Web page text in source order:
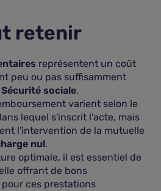
retenir
représentent un coût
peu ou pas suffisamment
Sécurité sociale.
varient selon le
lequel s'inscrit l'acte, mais
l'intervention de la mutuelle
nul.
optimale, il est essentiel de
offrant de bons
ces prestations